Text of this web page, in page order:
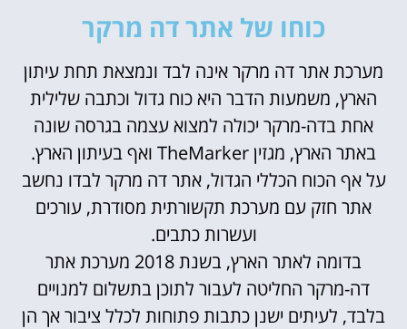
כוחו של אתר דה מרקר
מערכת אתר דה מרקר אינה לבד ונמצאת תחת עיתון
הארץ, משמעות הדבר היא כוח גדול וכתבה שלילית
אחת בדה-מרקר יכולה למצוא עצמה בגרסה שונה
באתר הארץ, מגזין TheMarker ואף בעיתון הארץ.
על אף הכוח הכללי הגדול, אתר דה מרקר לבדו נחשב
אתר חזק עם מערכת תקשורתית מסודרת, עורכים
ועשרות כתבים.
בדומה לאתר הארץ, ב
שנת 2018 מערכת אתר
דה-מרקר החליטה לעבור לתוכן בתשלום למנויים
בלבד, לעיתים ישנן כתבות פתוחות לכלל ציבור אך הן